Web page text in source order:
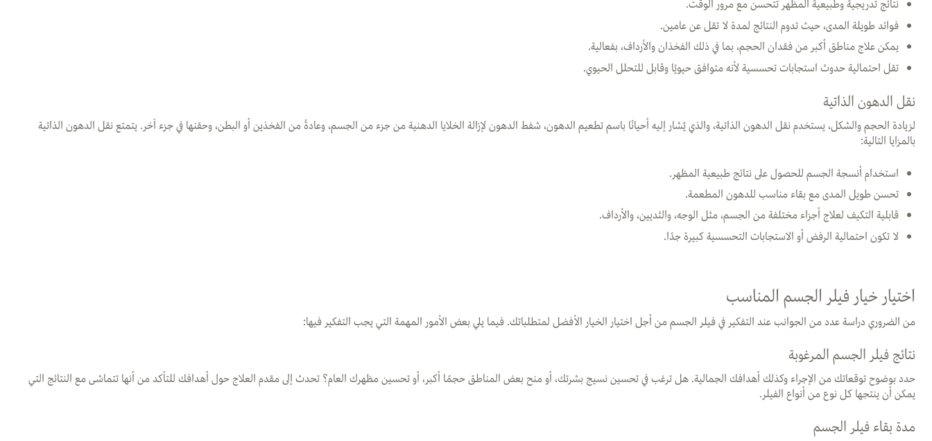
نتائج تدريجية وطبيعية المظهر تتحسن مع مرور الوقت.
فوائد طويلة المدى، حيث تدوم النتائج لمدة لا تقل عن عامين.
يمكن علاج مناطق أكبر من فقدان الحجم، بما في ذلك الفخذان والأرداف، بفعالية.
تقل احتمالية حدوث استجابات تحسسية لأنه متوافق حيويًا وقابل للتحلل الحيوي.
نقل الدهون الذاتية
لزيادة الحجم والشكل، يستخدم نقل الدهون الذاتية، والذي يُشار إليه أحيانًا باسم تطعيم الدهون، شفط الدهون لإزالة الخلايا الدهنية من جزء من الجسم، وعادةً من الفخذين أو البطن، وحقنها في جزء آخر. يتمتع نقل الدهون الذاتية
بالمزايا التالية:
استخدام أنسجة الجسم للحصول على نتائج طبيعية المظهر.
تحسن طويل المدى مع بقاء مناسب للدهون المطعمة.
قابلية التكيف لعلاج أجزاء مختلفة من الجسم، مثل الوجه، والثديين، والأرداف.
لا تكون احتمالية الرفض أو الاستجابات التحسسية كبيرة جدًا.
اختيار خيار فيلر الجسم المناسب
من الضروري دراسة عدد من الجوانب عند التفكير في فيلر الجسم من أجل اختيار الخيار الأفضل لمتطلباتك. فيما يلي بعض الأمور المهمة التي يجب التفكير فيها:
نتائج فيلر الجسم المرغوبة
حدد بوضوح توقعاتك من الإجراء وكذلك أهدافك الجمالية. هل ترغب في تحسين نسيج بشرتك، أو منح بعض المناطق حجمًا أكبر، أو تحسين مظهرك العام؟ تحدث إلى مقدم العلاج حول أهدافك للتأكد من أنها تتماشى مع النتائج التي
يمكن أن ينتجها كل نوع من أنواع الفيلر.
مدة بقاء فيلر الجسم